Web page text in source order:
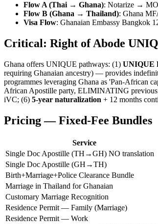
Flow A (Thai → Ghana): Notarize →
Flow B (Ghana → Thailand): Ghana
Visa Flow: Ghanaian Embassy Bangkok
Critical: Right of Abode
Ghana offers UNIQUE pathways: (1) UNIQUE
requiring Ghanaian ancestry) — provides
programmes leveraging Ghana as 'Pan-African
African Apostille party, ELIMINATING
iVC; (6) 5-year naturalization + 12 months
Pricing — Fixed-Fee Bundles
Service
Single Doc Apostille (TH→GH) NO translation
Single Doc Apostille (GH→TH)
Birth+Marriage+Police Clearance Bundle
Marriage in Thailand for Ghanaian
Customary Marriage Recognition
Residence Permit — Family (Marriage)
Residence Permit — Work